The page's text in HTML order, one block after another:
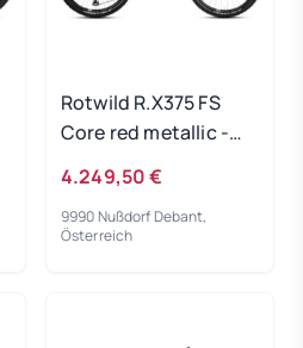
Rotwild R.X375 FS
Core red metallic -
4.249,50 €
9990 Nußdorf Debant,
Österreich